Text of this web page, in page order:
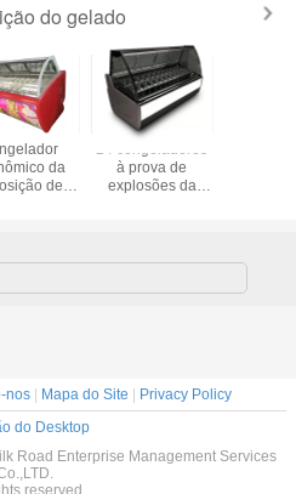
do gelado
da
de
24 congeladores
à prova de
explosões da
nos | Mapa do Site | Privacy Policy
do Desktop
Road Enterprise Management Services
reserved.